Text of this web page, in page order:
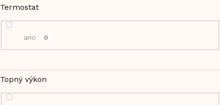
Termostat
ano 0
Topný výkon